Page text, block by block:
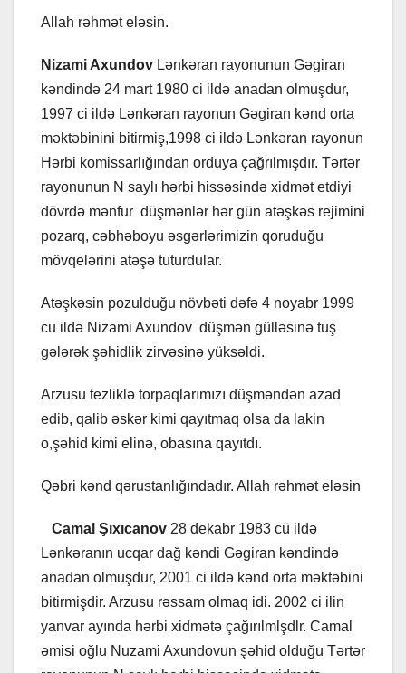
Allah rəhmət eləsin.
Nizami Axundov Lənkəran rayonunun Gəgiran
kəndində 24 mart 1980 ci ildə anadan olmuşdur,
1997 ci ildə Lənkəran rayonun Gəgiran kənd orta
məktəbinini bitirmiş,1998 ci ildə Lənkəran rayonun
Hərbi komissarlığından orduya çağrılmışdır. Tərtər
rayonunun N saylı hərbi hissəsində xidmət etdiyi
dövrdə mənfur düşmənlər hər gün atəşkəs rejimini
pozarq, cəbhəboyu əsgərlərimizin qoruduğu
mövqelərini atəşə tuturdular.
Atəşkəsin pozulduğu növbəti dəfə 4 noyabr 1999
cu ildə Nizami Axundov düşmən gülləsinə tuş
gələrək şəhidlik zirvəsinə yüksəldi.
Arzusu tezliklə torpaqlarımızı düşməndən azad
edib, qalib əskər kimi qayıtmaq olsa da lakin
o,şəhid kimi elinə, obasına qayıtdı.
Qəbri kənd qərustanlığındadır. Allah rəhmət eləsin
Camal Şıxıcanov 28 dekabr 1983 cü ildə
Lənkəranın ucqar dağ kəndi Gəgiran kəndində
anadan olmuşdur, 2001 ci ildə kənd orta məktəbini
bitirmişdir. Arzusu rəssam olmaq idi. 2002 ci ilin
yanvar ayında hərbi xidmətə çağırılmlşdlr. Camal
əmisi oğlu Nuzami Axundovun şəhid olduğu Tərtər